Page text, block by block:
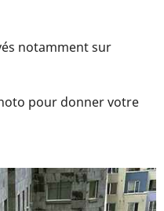
notamment sur
pour donner votre